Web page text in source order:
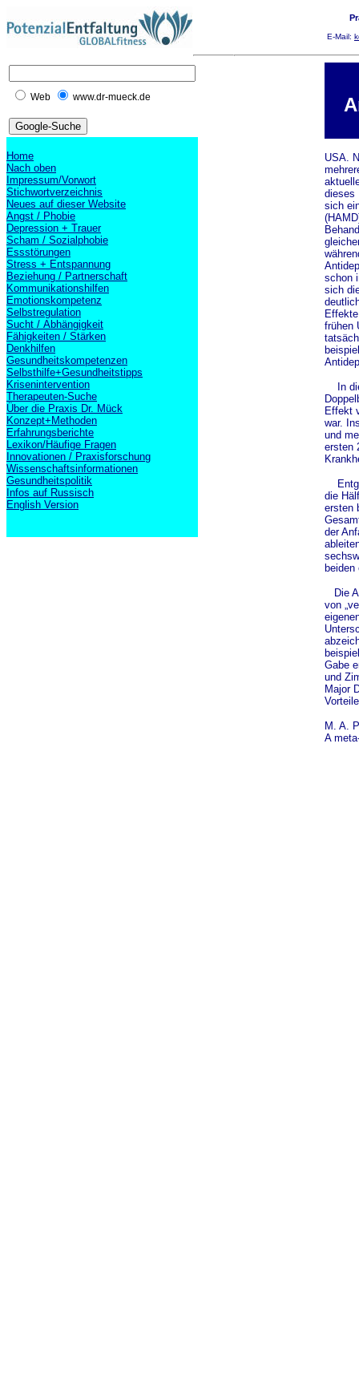
E-Mail:
Web www.dr-mueck.de
Home
Nach oben
Impressum/Vorwort
Stichwortverzeichnis
Neues auf dieser Website
Angst / Phobie
Depression + Trauer
Scham / Sozialphobie
Essstörungen
Stress + Entspannung
Beziehung / Partnerschaft
Kommunikationshilfen
Emotionskompetenz
Selbstregulation
Sucht / Abhängigkeit
Fähigkeiten / Stärken
Denkhilfen
Gesundheitskompetenzen
Selbsthilfe+Gesundheitstipps
Krisenintervention
Therapeuten-Suche
Über die Praxis Dr. Mück
Konzept+Methoden
Erfahrungsberichte
Lexikon/Häufige Fragen
Innovationen / Praxisforschung
Wissenschaftsinformationen
Gesundheitspolitik
Infos auf Russisch
English Version
USA.
dieses
sich
schon
sich
frühen
In die
Effekt
war.
und
ersten
die
ersten
der
Die
von
Gabe
und
Major
M. A.
A